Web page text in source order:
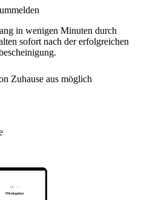
in wenigen Minuten durch
sofort nach der erfolgreichen
Zuhause aus möglich